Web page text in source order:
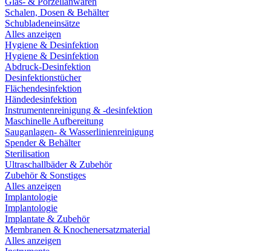
Schalen, Dosen & Behälter
Schubladeneinsätze
Alles anzeigen
Hygiene & Desinfektion
Hygiene & Desinfektion
Abdruck-Desinfektion
Desinfektionstücher
Flächendesinfektion
Händedesinfektion
Instrumentenreinigung & -desinfektion
Maschinelle Aufbereitung
Sauganlagen- & Wasserlinienreinigung
Spender & Behälter
Sterilisation
Ultraschallbäder & Zubehör
Zubehör & Sonstiges
Alles anzeigen
Implantologie
Implantologie
Implantate & Zubehör
Membranen & Knochenersatzmaterial
Alles anzeigen